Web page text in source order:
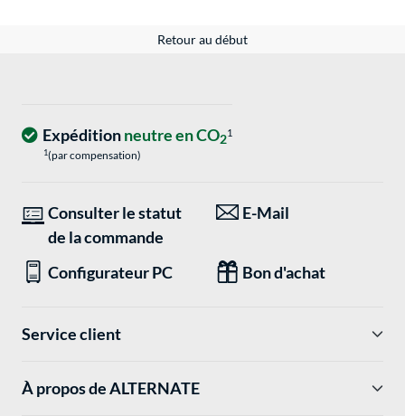
Retour au début
Expéditionneutre en CO21
1(par compensation)
Consulter le statut
de la commande
E-Mail
Configurateur PC Bon d'achat
Service client
À propos de ALTERNATE